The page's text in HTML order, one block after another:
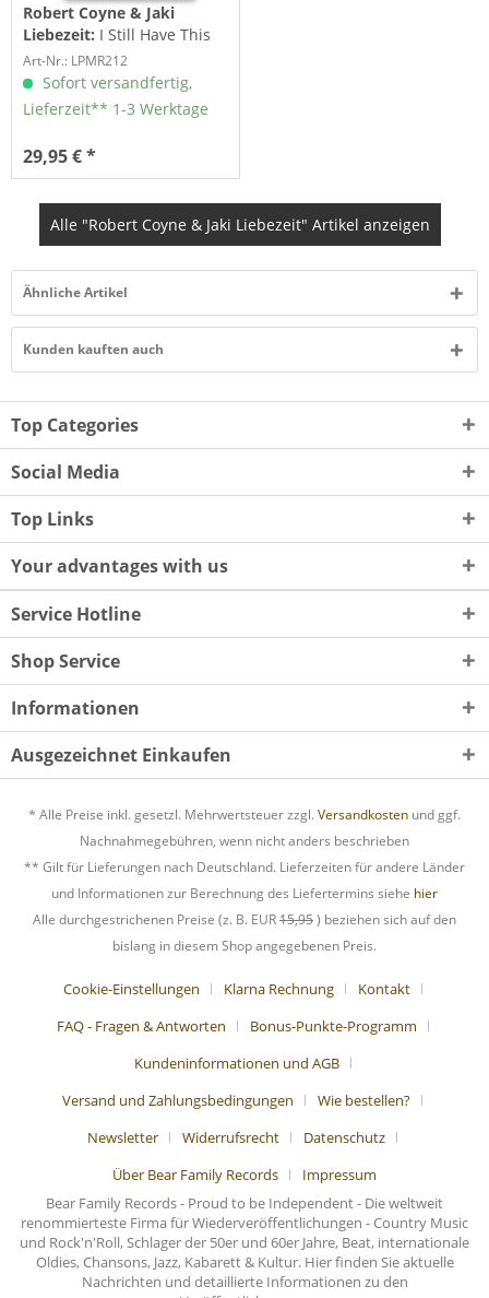
Robert Coyne & Jaki
Liebezeit: I Still Have This
Dream (LP, 180g Vinyl)
Art-Nr.: LPMR212
Sofort versandfertig,
Lieferzeit** 1-3 Werktage
29,95 € *
Alle "Robert Coyne & Jaki Liebezeit" Artikel anzeigen
Ähnliche Artikel
Kunden kauften auch
Top Categories
Social Media
Top Links
Your advantages with us
Service Hotline
Shop Service
Informationen
Ausgezeichnet Einkaufen
* Alle Preise inkl. gesetzl. Mehrwertsteuer zzgl. Versandkosten und ggf.
Nachnahmegebühren, wenn nicht anders beschrieben
** Gilt für Lieferungen nach Deutschland. Lieferzeiten für andere Länder
und Informationen zur Berechnung des Liefertermins siehe hier
Alle durchgestrichenen Preise (z. B. EUR15,95) beziehen sich auf den
bislang in diesem Shop angegebenen Preis.
Cookie-Einstellungen Klarna Rechnung
Kontakt
FAQ - Fragen & Antworten
Bonus-Punkte-Programm
Kundeninformationen und AGB
Versand und Zahlungsbedingungen
Wie bestellen?
Newsletter
Widerrufsrecht
Datenschutz
Über Bear Family Records
Impressum
Bear Family Records - Proud to be Independent - Die weltweit
renommierteste Firma für Wiederveröffentlichungen - Country Music
und Rock'n'Roll, Schlager der 50er und 60er Jahre, Beat, internationale
Oldies, Chansons, Jazz, Kabarett & Kultur. Hier finden Sie aktuelle
Nachrichten und detaillierte Informationen zu den